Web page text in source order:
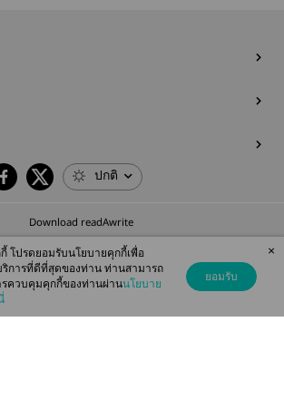
ปกติ
Download readAwrite
by MEB Corporation Public Company Limited
reCAPTCHA and the Google
โปรดยอมรับนโยบายคุกกี้เพื่อ
การที่ดีที่สุดของท่าน ท่านสามารถ
ควบคุมคุกกี้ของท่านผ่านนโยบาย
ยอมรับ
×